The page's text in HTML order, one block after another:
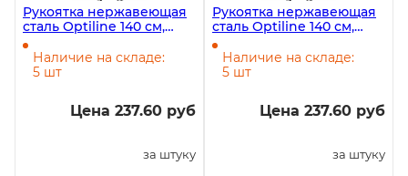
Рукоятка нержавеющая
сталь Optiline 140 см,
синяя
Наличие на складе:
5 шт
Цена 237.60 руб
за штуку
Рукоятка нержавеющая
сталь Optiline 140 см,
красная
Наличие на складе:
5 шт
Цена 237.60 руб
за штуку